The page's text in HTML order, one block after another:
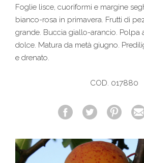
Foglie lisce, cuoriformi e margine
bianco-rosa in primavera. Frutti di
grande. Buccia giallo-arancio. Polpa
dolce. Matura da metà giugno.
e drenato.
COD. 017880